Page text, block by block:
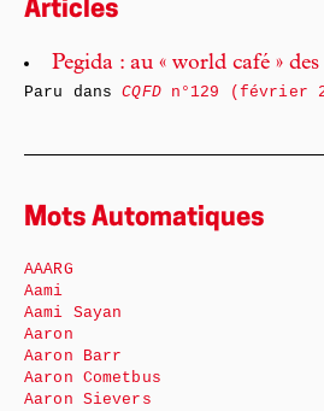
Articles
Pegida : au « world café »
Paru dansCQFDn°129 (février
Mots Automatiques
AAARG
Aami
Aami Sayan
Aaron
Aaron Barr
Aaron Cometbus
Aaron Sievers